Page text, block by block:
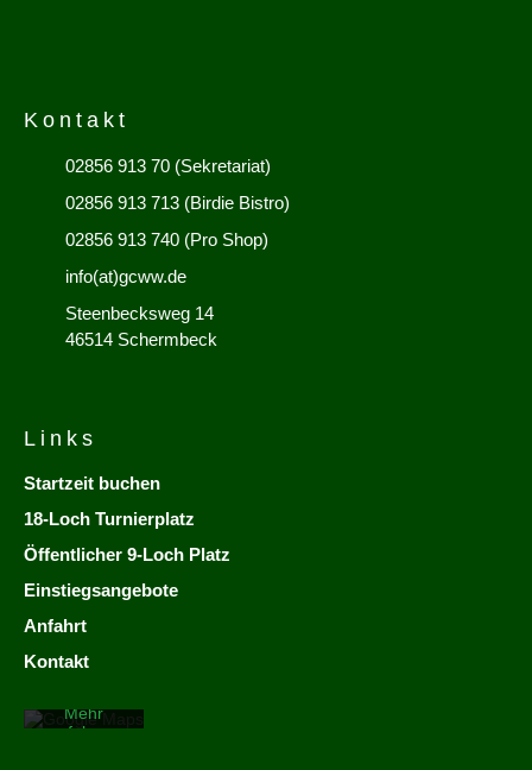
Kontakt
02856 913 70 (Sekretariat)
02856 913 713 (Birdie Bistro)
02856 913 740 (Pro Shop)
info(at)gcww.de
Steenbecksweg 14
46514 Schermbeck
Links
Startzeit buchen
18-Loch Turnierplatz
Öffentlicher 9-Loch Platz
Einstiegsangebote
Anfahrt
Kontakt
Mit dem
Laden der
Karte
akzeptieren
Sie die
Datenschutzerklärung
Mehr
erfahren